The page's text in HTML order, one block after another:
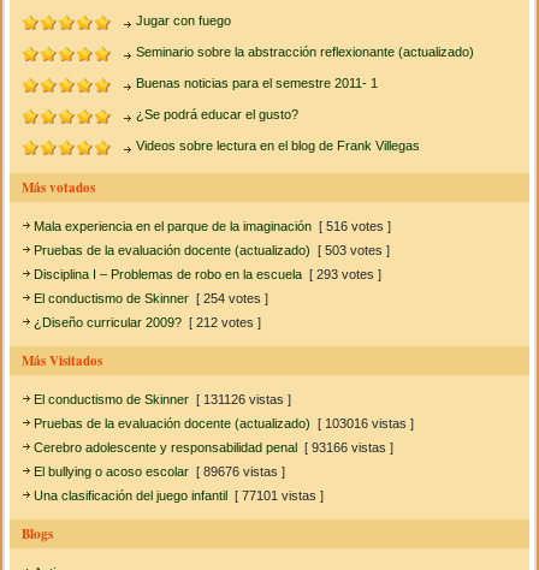
Jugar con fuego
Seminario sobre la abstracción reflexionante (actualizado)
Buenas noticias para el semestre 2011- 1
¿Se podrá educar el gusto?
Videos sobre lectura en el blog de Frank Villegas
Más votados
Mala experiencia en el parque de la imaginación [ 516 votes ]
Pruebas de la evaluación docente (actualizado) [ 503 votes ]
Disciplina I – Problemas de robo en la escuela [ 293 votes ]
El conductismo de Skinner [ 254 votes ]
¿Diseño curricular 2009? [ 212 votes ]
Más Visitados
El conductismo de Skinner [ 131126 vistas ]
Pruebas de la evaluación docente (actualizado) [ 103016 vistas ]
Cerebro adolescente y responsabilidad penal [ 93166 vistas ]
El bullying o acoso escolar [ 89676 vistas ]
Una clasificación del juego infantil [ 77101 vistas ]
Blogs